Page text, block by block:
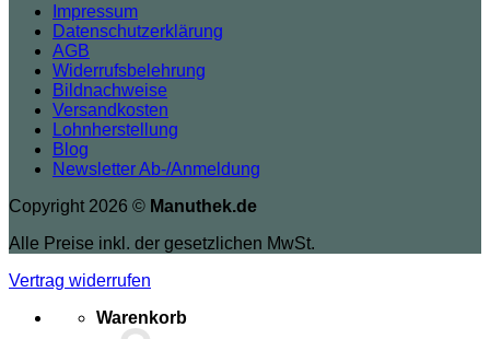
Impressum
Datenschutzerklärung
AGB
Widerrufsbelehrung
Bildnachweise
Versandkosten
Lohnherstellung
Blog
Newsletter Ab-/Anmeldung
Copyright 2026 © Manuthek.de
Alle Preise inkl. der gesetzlichen MwSt.
Vertrag widerrufen
Warenkorb